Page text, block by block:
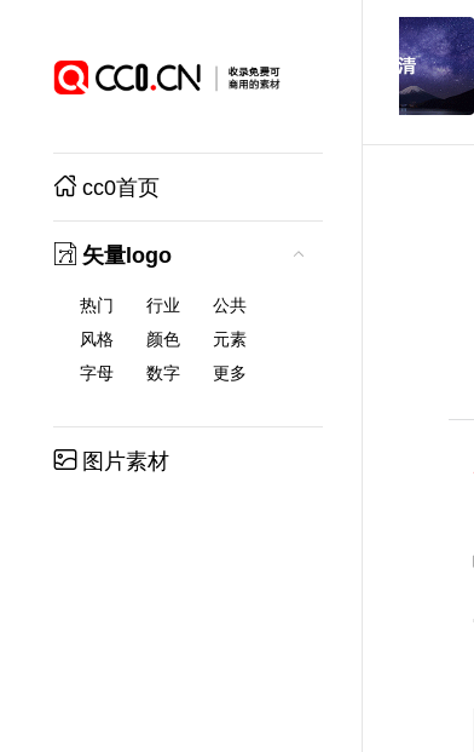
cc0首页
矢量logo
热门 行业
公共
风格
颜色
元素
字母
数字 更多
图片素材